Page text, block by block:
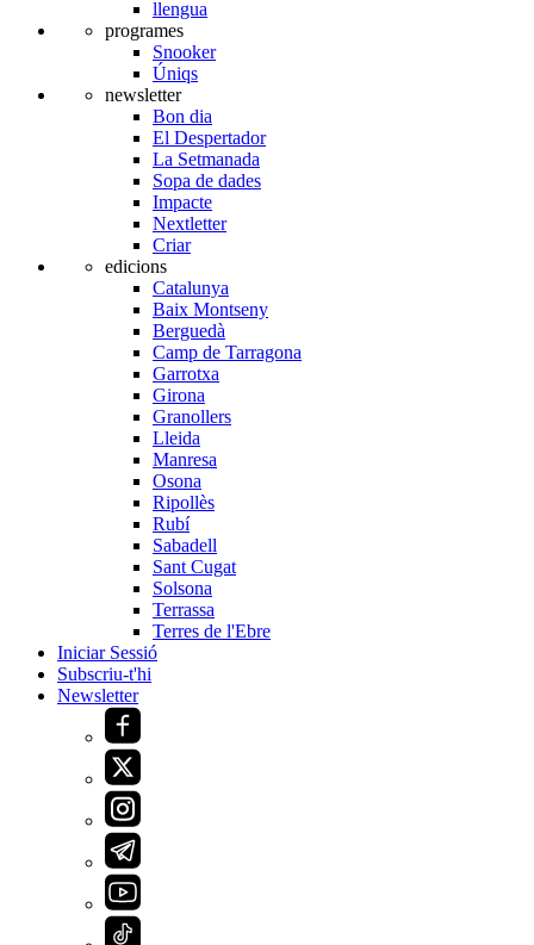
llengua
programes
Snooker
Úniqs
newsletter
Bon dia
El Despertador
La Setmanada
Sopa de dades
Impacte
Nextletter
Criar
edicions
Catalunya
Baix Montseny
Berguedà
Camp de Tarragona
Garrotxa
Girona
Granollers
Lleida
Manresa
Osona
Ripollès
Rubí
Sabadell
Sant Cugat
Solsona
Terrassa
Terres de l'Ebre
Iniciar Sessió
Subscriu-t'hi
Newsletter